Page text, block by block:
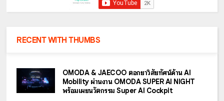
RECENT WITH THUMBS
OMODA & JAECOO ตอกย้ำวิสัยทัศน์ด้าน AI
Mobility ผ่านงาน OMODA SUPER AI NIGHT
พร้อมเผยนวัตกรรม Super AI Cockpit